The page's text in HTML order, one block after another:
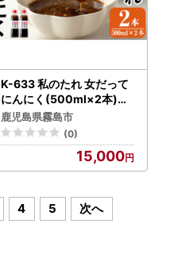
K-633 私のたれ 女だって
にんにく(500ml×2本)【
薩摩の薫農園】霧島市 ニ
ンニク タレ たれ 醤油 調味
料
鹿児島県霧島市
(0)
15,000
4 5 次へ